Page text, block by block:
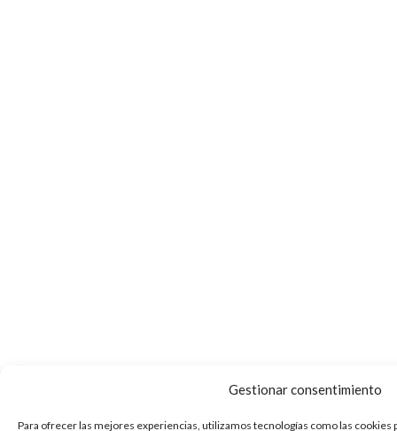
Gestionar consentimiento
Para ofrecer las mejores experiencias, utilizamos tecnologías como las cookies